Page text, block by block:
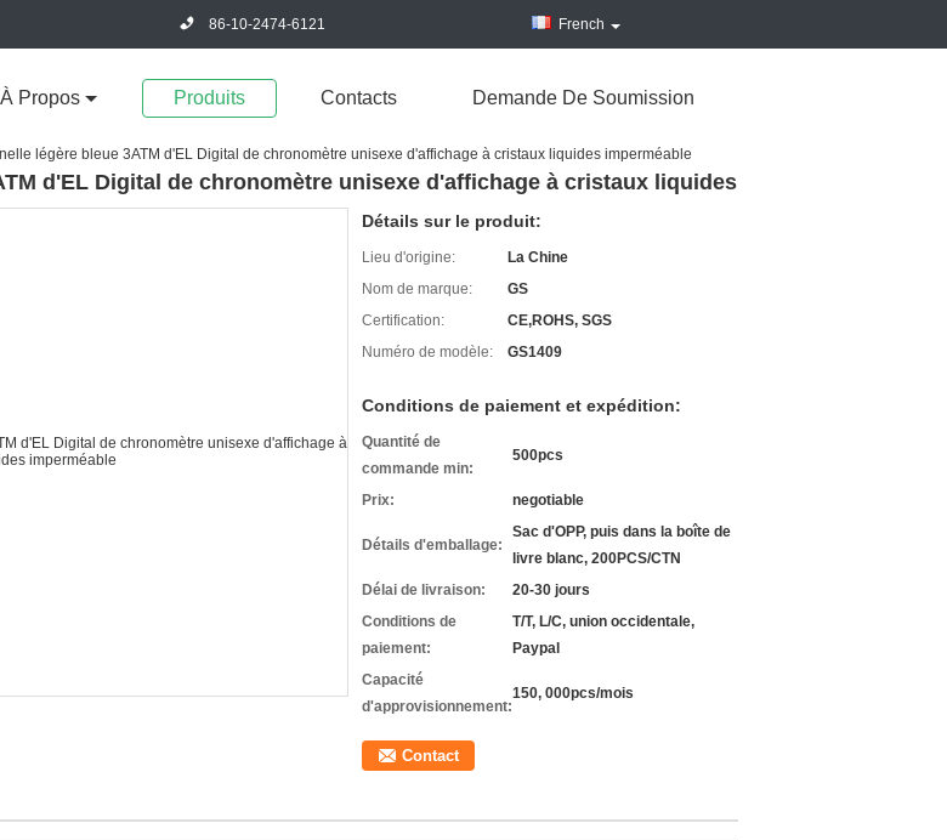
86-10-2474-6121 French
À Propos Produits Contacts Demande De Soumission
légère bleue 3ATM d'EL Digital de chronomètre unisexe d'affichage à cristaux liquides imperméable
d'EL Digital de chronomètre unisexe d'affichage à cristaux liquides
Détails sur le produit:
Lieu d'origine:
La Chine
Nom de marque:
GS
Certification:
CE,ROHS, SGS
Numéro de modèle:
GS1409
Conditions de paiement et expédition:
Quantité de
commande min:
500pcs
Prix: negotiable
Détails d'emballage:
Sac d'OPP, puis dans la boîte de
livre blanc, 200PCS/CTN
Délai de livraison:
20-30 jours
Conditions de
paiement:
T/T, L/C, union occidentale,
Paypal
Capacité
d'approvisionnement:
150, 000pcs/mois
Contact